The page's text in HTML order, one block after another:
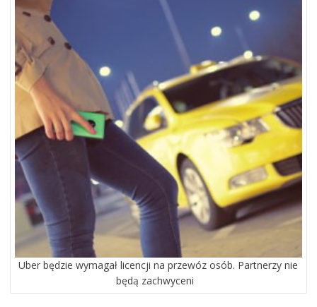
Uber będzie wymagał licencji na przewóz osób. Partnerzy nie
będą zachwyceni